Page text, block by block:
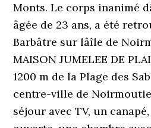
Monts. Le corps inanimé
âgée de 23 ans, a été
Barbâtre sur lâîle de
MAISON JUMELEE DE
1200 m de la Plage des
centre-ville de
séjour avec TV, un